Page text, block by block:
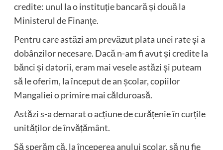
credite: unul la o instituție bancară și două la
Ministerul de Finanțe.
Pentru care astăzi am prevăzut plata unei rate și a
dobânzilor necesare. Dacă n-am fi avut și credite la
bănci și datorii, eram mai vesele astăzi și puteam
să le oferim, la început de an școlar, copiilor
Mangaliei o primire mai călduroasă.
Astăzi s-a demarat o acțiune de curățenie în curțile
unităților de învățământ.
Să sperăm că, la începerea anului școlar, să nu fie